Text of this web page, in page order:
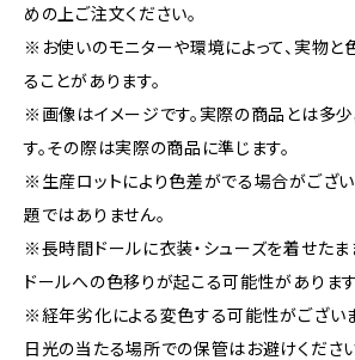
めの上ご注文ください。
※お使いのモニターや環境によって、実物と
ることがあります。
※画像はイメージです。実際の商品とは多
す。その際は実際の商品に準じます。
※生産ロットにより色差がでる場合がござ
題ではありません。
※長時間ドールに衣装・シューズを着せたま
ドールへの色移りが起こる可能性があります
※経年劣化による変色する可能性がござい
日光の当たる場所での保管はお避けください